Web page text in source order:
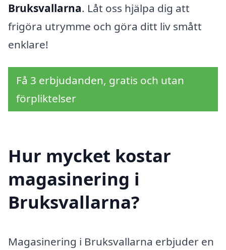
Bruksvallarna. Låt oss hjälpa dig att
frigöra utrymme och göra ditt liv smått
enklare!
Få 3 erbjudanden, gratis och utan
förpliktelser
Hur mycket kostar
magasinering i
Bruksvallarna?
Magasinering i Bruksvallarna erbjuder en